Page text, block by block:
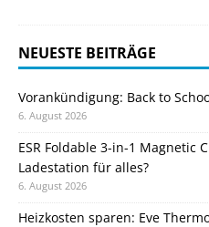
NEUESTE BEITRÄGE
Vorankündigung: Back to
6. August 2026
ESR Foldable 3-in-1 Magnetic
Ladestation für alles?
6. August 2026
Heizkosten sparen: Eve